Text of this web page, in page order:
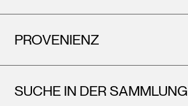
PROVENIENZ
SUCHE IN DER SAMMLUNG